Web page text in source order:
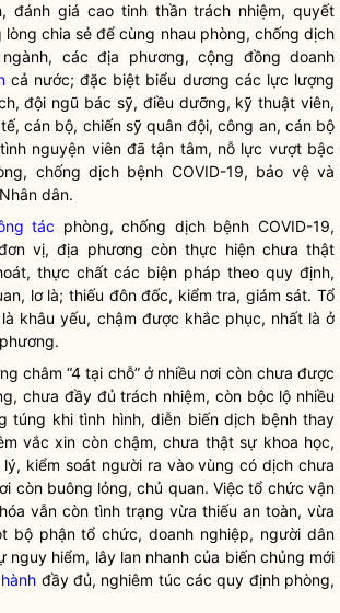
đánh giá cao tinh thần trách nhiệm, quyết
chia sẻ để cùng nhau phòng, chống dịch
các địa phương, cộng đồng doanh
cả nước; đặc biệt biểu dương các lực lượng
đội ngũ bác sỹ, điều dưỡng, kỹ thuật viên,
cán bộ, chiến sỹ quân đội, công an, cán bộ
nguyện viên đã tận tâm, nỗ lực vượt bậc
chống dịch bệnh COVID-19, bảo vệ và
Nhân dân.
tác phòng, chống dịch bệnh COVID-19,
vị, địa phương còn thực hiện chưa thật
thực chất các biện pháp theo quy định,
lơ là; thiếu đôn đốc, kiểm tra, giám sát. Tổ
khâu yếu, chậm được khắc phục, nhất là ở
châm “4 tại chỗ” ở nhiều nơi còn chưa được
chưa đầy đủ trách nhiệm, còn bộc lộ nhiều
túng khi tình hình, diễn biến dịch bệnh thay
vắc xin còn chậm, chưa thật sự khoa học,
lý, kiểm soát người ra vào vùng có dịch chưa
còn buông lỏng, chủ quan. Việc tổ chức vận
vẫn còn tình trạng vừa thiếu an toàn, vừa
bộ phận tổ chức, doanh nghiệp, người dân
hiểm, lây lan nhanh của biến chủng mới
đầy đủ, nghiêm túc các quy định phòng,